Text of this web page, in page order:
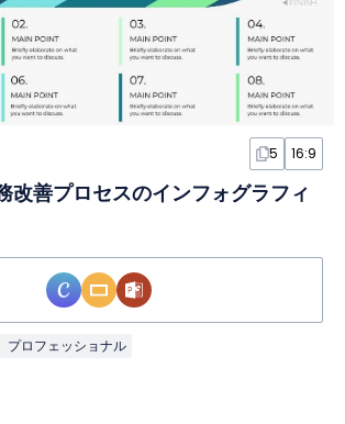
5 16:9
改善プロセスのインフォグラフィ
プロフェッショナル